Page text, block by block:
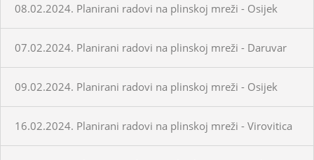
08.02.2024. Planirani radovi na plinskoj mreži - Osijek
07.02.2024. Planirani radovi na plinskoj mreži - Daruvar
09.02.2024. Planirani radovi na plinskoj mreži - Osijek
16.02.2024. Planirani radovi na plinskoj mreži - Virovitica